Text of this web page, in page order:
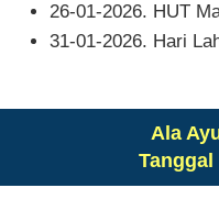
26-01-2026. HUT
31-01-2026. Hari
Ala
Tanggal